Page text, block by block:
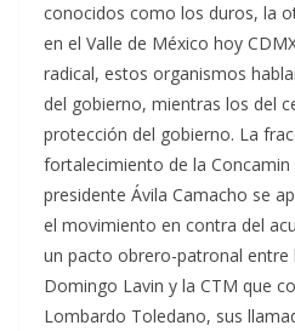
conocidos como los duros, la
en el Valle de México hoy
radical, estos organismos
del gobierno, mientras los del
protección del gobierno. La
fortalecimiento de la Concamin
presidente Ávila Camacho se
el movimiento en contra del
un pacto obrero-patronal entre
Domingo Lavin y la CTM que
Lombardo Toledano, sus